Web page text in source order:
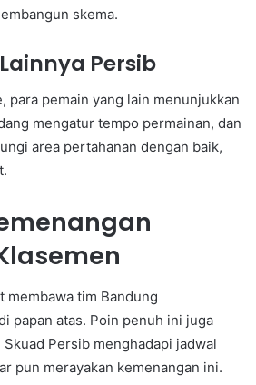
skema.
Persib
para pemain yang lain menunjukkan
mengatur tempo permainan, dan
area pertahanan dengan baik,
membawa tim Bandung
papan atas. Poin penuh ini juga
Persib menghadapi jadwal
pun merayakan kemenangan ini.